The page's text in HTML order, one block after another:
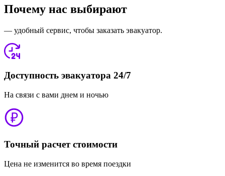
Почему нас выбирают
— удобный сервис, чтобы заказать эвакуатор.
Доступность эвакуатора 24/7
На связи с вами днем и ночью
Точный расчет стоимости
Цена не изменится во время поездки